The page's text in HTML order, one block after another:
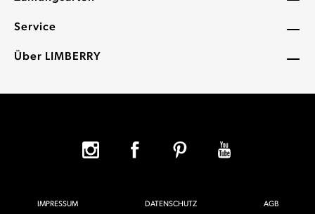
Service
Über LIMBERRY
IMPRESSUM DATENSCHUTZ AGB